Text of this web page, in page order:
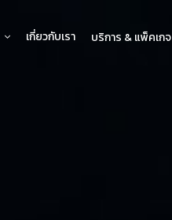
เกี่ยวกับเรา บริการ & แพ็คเกจ